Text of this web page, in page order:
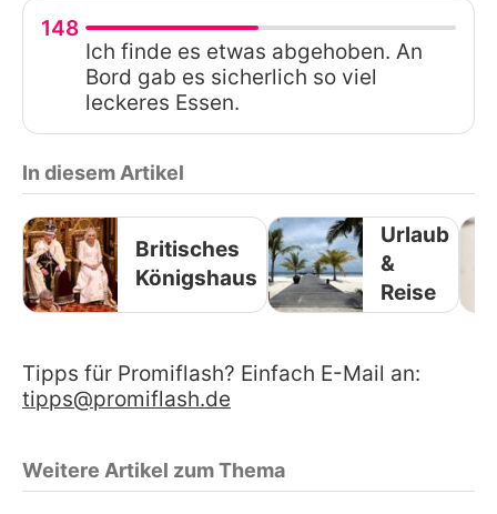
148
Ich finde es etwas abgehoben. An
Bord gab es sicherlich so viel
leckeres Essen.
In diesem Artikel
Britisches
Königshaus
Urlaub
&
Reise
Tipps für Promiflash? Einfach E-Mail an:
tipps@promiflash.de
Weitere Artikel zum Thema